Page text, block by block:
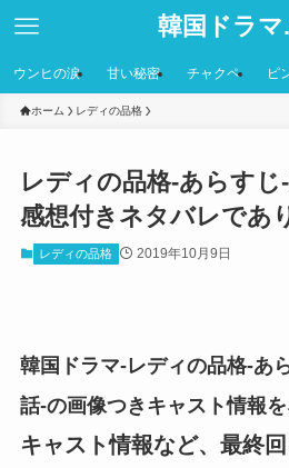
韓国ドラ
ウンヒの涙 甘い秘密 チャクペ ピ
ホーム レディの品格
レディの品格-あらすじ
感想付きネタバレであ
レディの品格 2019年10月9日
韓国ドラマ-レディの品格-あ
話-の画像つきキャスト情報
キャスト情報など、最終